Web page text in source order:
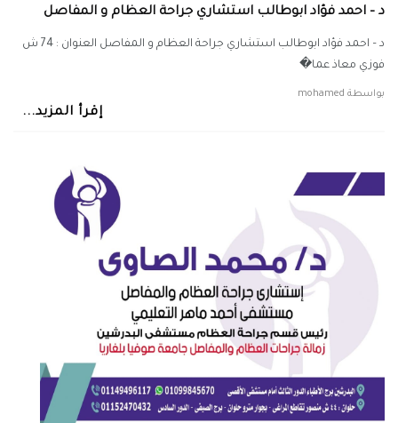
د – احمد فؤاد ابوطالب استشاري جراحة العظام و المفاصل
د – احمد فؤاد ابوطالب استشاري جراحة العظام و المفاصل العنوان : 74 ش
فوزي معاذ عما�
بواسطة mohamed
إقرأ المزيد...